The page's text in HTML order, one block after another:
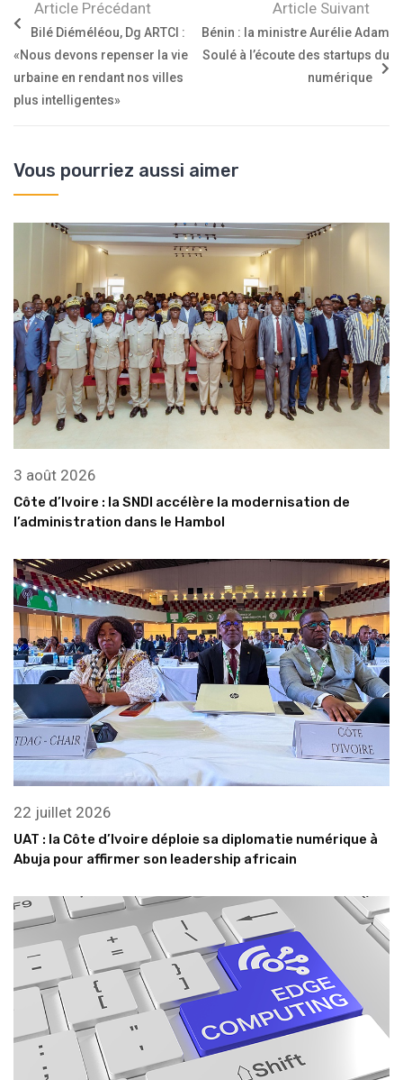
Article Précédant
Bilé Diéméléou, Dg ARTCI :
«Nous devons repenser la vie
urbaine en rendant nos villes
plus intelligentes»
Article Suivant
Bénin : la ministre Aurélie Adam
Soulé à l’écoute des startups du
numérique
Vous pourriez aussi aimer
3 août 2026
Côte d’Ivoire : la SNDI accélère la modernisation de
l’administration dans le Hambol
22 juillet 2026
UAT : la Côte d’Ivoire déploie sa diplomatie numérique à
Abuja pour affirmer son leadership africain